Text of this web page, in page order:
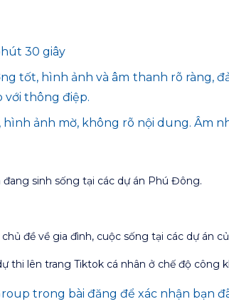
30 giây
tốt, hình ảnh và âm thanh rõ ràng,
với thông điệp.
hình ảnh mờ, không rõ nội dung. Âm
sinh sống tại các dự án Phú Đông.
đề về gia đình, cuộc sống tại các dự án
thi lên trang Tiktok cá nhân ở chế độ công
trong bài đăng để xác nhận bạn